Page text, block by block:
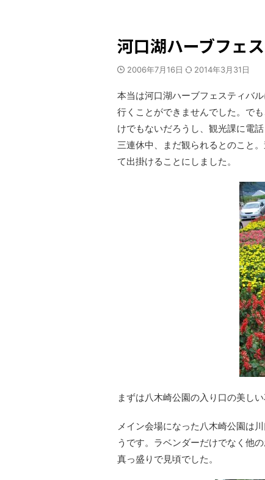
河口湖ハーブフェ
2006年7月16日 2014年3月31日
本当は河口湖ハーブフェスティバ
行くことができませんでした。で
けでもないだろうし、観光課に電
三連休中、まだ観られるとのこと
て出掛けることにしました。
まずは八木崎公園の入り口の美しい
メイン会場になった八木崎公園は
うです。ラベンダーだけでなく他
真っ盛りで見頃でした。